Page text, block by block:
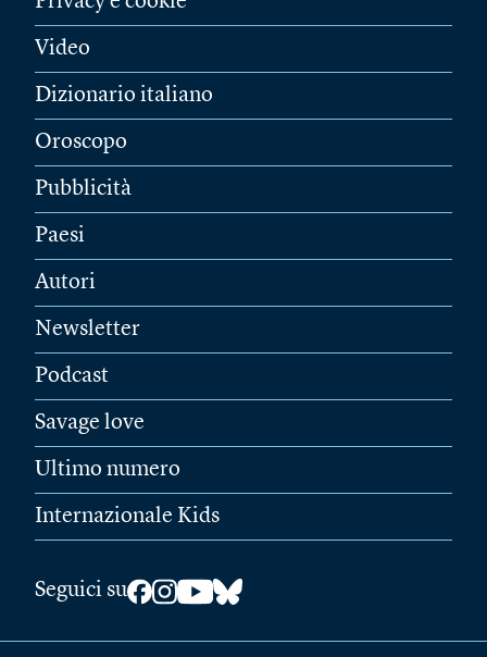
Video
Dizionario italiano
Oroscopo
Pubblicità
Paesi
Autori
Newsletter
Podcast
Savage love
Ultimo numero
Internazionale Kids
Seguici su